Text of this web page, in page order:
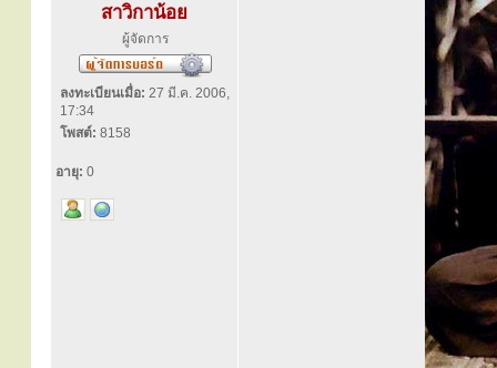
สาวิกาน้อย
ผู้จัดการ
ลงทะเบียนเมื่อ: 27 มี.ค. 2006,
17:34
โพสต์: 8158
อายุ: 0